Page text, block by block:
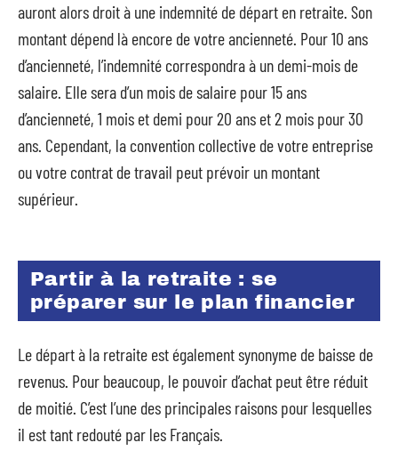
auront alors droit à une indemnité de départ en retraite. Son
montant dépend là encore de votre ancienneté. Pour 10 ans
d’ancienneté, l’indemnité correspondra à un demi-mois de
salaire. Elle sera d’un mois de salaire pour 15 ans
d’ancienneté, 1 mois et demi pour 20 ans et 2 mois pour 30
ans. Cependant, la convention collective de votre entreprise
ou votre contrat de travail peut prévoir un montant
supérieur.
Partir à la retraite : se
préparer sur le plan financier
Le départ à la retraite est également synonyme de baisse de
revenus. Pour beaucoup, le pouvoir d’achat peut être réduit
de moitié. C’est l’une des principales raisons pour lesquelles
il est tant redouté par les Français.